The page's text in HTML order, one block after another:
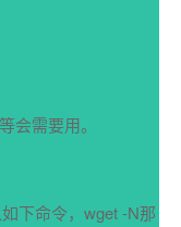
会需要用。
下命令，wget -N那